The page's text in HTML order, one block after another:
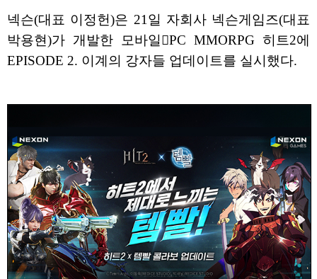
넥슨(대표 이정헌)은 21일 자회사 넥슨게임즈(대표
박용현)가 개발한 모바일PC MMORPG 히트2에
EPISODE 2. 이계의 강자들 업데이트를 실시했다.